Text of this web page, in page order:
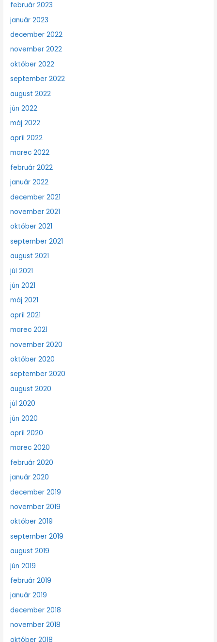
február 2023
január 2023
december 2022
november 2022
október 2022
september 2022
august 2022
jún 2022
máj 2022
apríl 2022
marec 2022
február 2022
január 2022
december 2021
november 2021
október 2021
september 2021
august 2021
júl 2021
jún 2021
máj 2021
apríl 2021
marec 2021
november 2020
október 2020
september 2020
august 2020
júl 2020
jún 2020
apríl 2020
marec 2020
február 2020
január 2020
december 2019
november 2019
október 2019
september 2019
august 2019
jún 2019
február 2019
január 2019
december 2018
november 2018
október 2018